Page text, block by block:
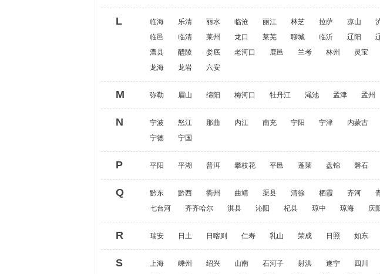
L 临海 乐清 丽水 临沧 丽江 林芝 拉萨 凉山
临邑
临清 莱州 龙口 莱芜 聊城 临沂 辽阳
澧县
醴陵 娄底 老河口 鹿邑 兰考 林州 灵宝
龙海
龙岩 六安
M 弥勒 眉山 绵阳 梅河口 牡丹江 渑池 孟津 孟州
N 宁波 怒江 那曲 内江 南充 宁阳 宁津 内蒙古
宁德
宁国
P 平阳 平湖 普洱 攀枝花 平邑 蓬莱 盘锦 磐石
Q 黔东 黔西 衢州 曲靖 渠县 清徐 栖霞 齐河
七台河
齐齐哈尔 淇县 沁阳 杞县 琼中 琼海 庆
R 瑞安 日土 日喀则 仁寿 乳山 荣成 日照 如东
S 上海 嵊州 绍兴 山南 石河子 射洪 遂宁 四川